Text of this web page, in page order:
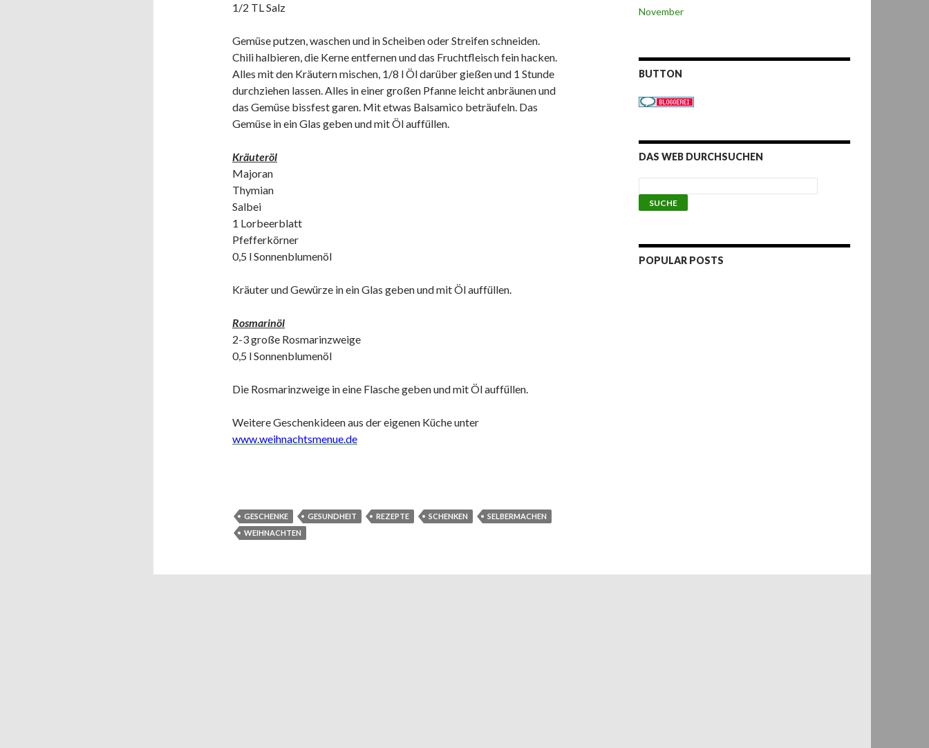
1/2 TL Salz
Gemüse putzen, waschen und in Scheiben oder Streifen schneiden.
Chili halbieren, die Kerne entfernen und das Fruchtfleisch fein hacken.
Alles mit den Kräutern mischen, 1/8 l Öl darüber gießen und 1 Stunde
durchziehen lassen. Alles in einer großen Pfanne leicht anbräunen und
das Gemüse bissfest garen. Mit etwas Balsamico beträufeln. Das
Gemüse in ein Glas geben und mit Öl auffüllen.
Kräuteröl
Majoran
Thymian
Salbei
1 Lorbeerblatt
Pfefferkörner
0,5 l Sonnenblumenöl
Kräuter und Gewürze in ein Glas geben und mit Öl auffüllen.
Rosmarinöl
2-3 große Rosmarinzweige
0,5 l Sonnenblumenöl
Die Rosmarinzweige in eine Flasche geben und mit Öl auffüllen.
Weitere Geschenkideen aus der eigenen Küche unter
www.weihnachtsmenue.de
GESCHENKE GESUNDHEIT REZEPTE SCHENKEN
SELBERMACHEN
WEIHNACHTEN
November
BUTTON
DAS WEB DURCHSUCHEN
POPULAR POSTS